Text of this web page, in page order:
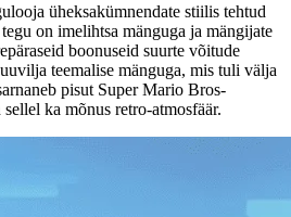
üheksakümnendate stiilis tehtud
on imelihtsa mänguga ja mängijate
boonuseid suurte võitude
teemalise mänguga, mis tuli välja
pisut Super Mario Bros-
ka mõnus retro-atmosfäär.